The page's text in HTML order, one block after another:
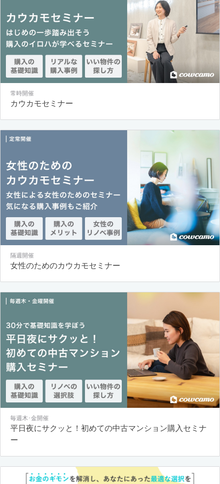
常時開催
カウカモセミナー
隔週開催
女性のためのカウカモセミナー
毎週木･金開催
平日夜にサクッと！初めての中古マンション購入セミナ
ー